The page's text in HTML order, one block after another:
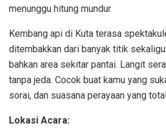
menunggu hitung mundur.
Kembang api di Kuta terasa
ditembakkan dari banyak titik
bahkan area sekitar pantai. Langit
tanpa jeda. Cocok buat kamu yang
sorai, dan suasana perayaan yang
Lokasi Acara: